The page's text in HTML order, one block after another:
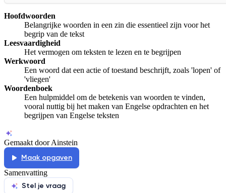
Hoofdwoorden
Belangrijke woorden in een zin die essentieel zijn voor het
begrip van de tekst
Leesvaardigheid
Het vermogen om teksten te lezen en te begrijpen
Werkwoord
Een woord dat een actie of toestand beschrijft, zoals 'lopen' of
'vliegen'
Woordenboek
Een hulpmiddel om de betekenis van woorden te vinden,
vooral nuttig bij het maken van Engelse opdrachten en het
begrijpen van Engelse teksten
Gemaakt door Ainstein
Maak opgaven
Samenvatting
Stel je vraag